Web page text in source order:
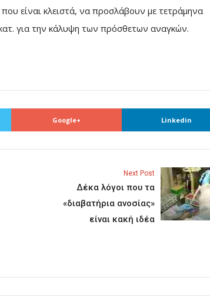
είναι κλειστά, να προσλάβουν με τετράμηνα
για την κάλυψη των πρόσθετων αναγκών.
Google+ Linkedin
Next Post
Δέκα λόγοι που τα
«διαβατήρια ανοσίας»
είναι κακή ιδέα